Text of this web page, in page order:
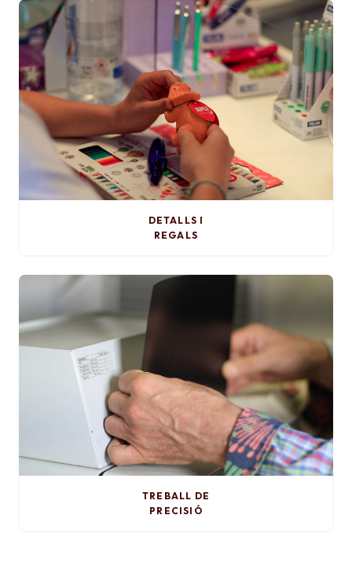
DETALLS I
REGALS
TREBALL DE
PRECISIÓ